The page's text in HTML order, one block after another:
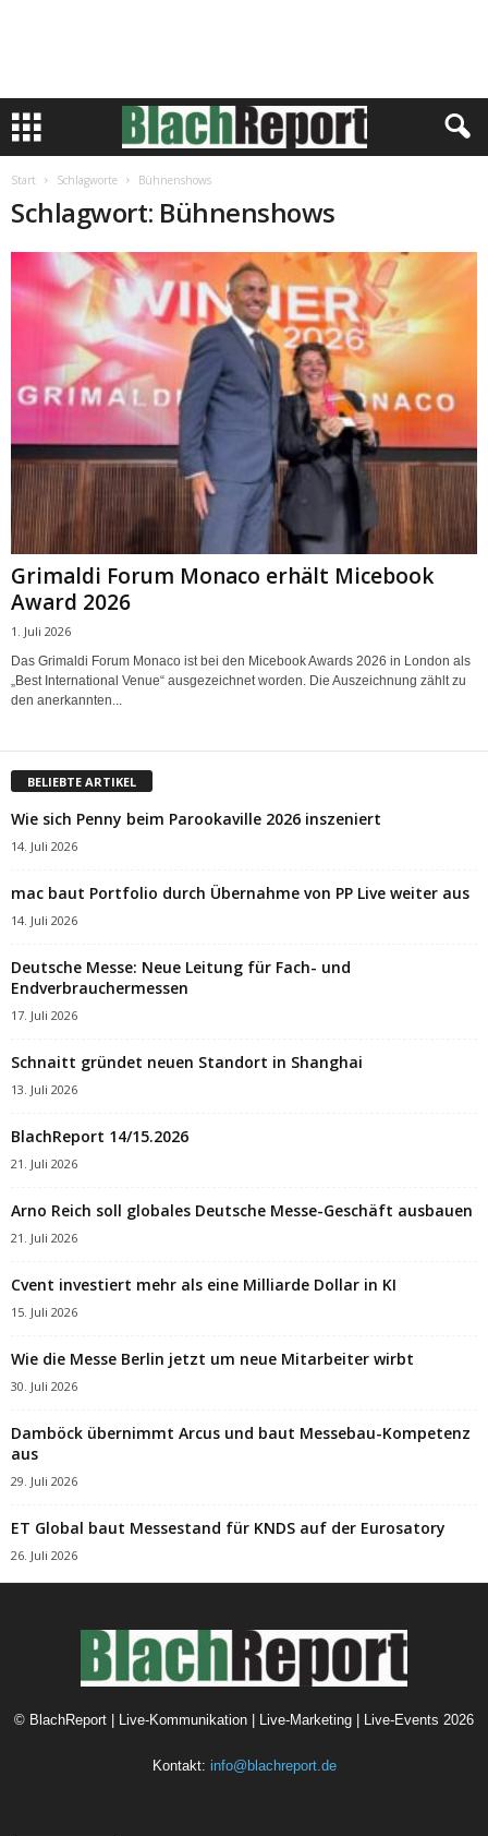
Start Schlagworte Bühnenshows
Schlagwort: Bühnenshows
Grimaldi Forum Monaco erhält Micebook
Award 2026
1. Juli 2026
Das Grimaldi Forum Monaco ist bei den Micebook Awards 2026 in London als
„Best International Venue“ ausgezeichnet worden. Die Auszeichnung zählt zu
den anerkannten...
BELIEBTE ARTIKEL
Wie sich Penny beim Parookaville 2026 inszeniert
14. Juli 2026
mac baut Portfolio durch Übernahme von PP Live weiter aus
14. Juli 2026
Deutsche Messe: Neue Leitung für Fach- und
Endverbrauchermessen
17. Juli 2026
Schnaitt gründet neuen Standort in Shanghai
13. Juli 2026
BlachReport 14/15.2026
21. Juli 2026
Arno Reich soll globales Deutsche Messe-Geschäft ausbauen
21. Juli 2026
Cvent investiert mehr als eine Milliarde Dollar in KI
15. Juli 2026
Wie die Messe Berlin jetzt um neue Mitarbeiter wirbt
30. Juli 2026
Damböck übernimmt Arcus und baut Messebau-Kompetenz
aus
29. Juli 2026
ET Global baut Messestand für KNDS auf der Eurosatory
26. Juli 2026
© BlachReport | Live-Kommunikation | Live-Marketing | Live-Events 2026
Kontakt: info@blachreport.de